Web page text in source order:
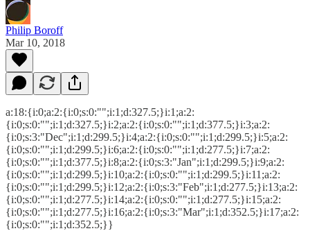
Philip Boroff
Mar 10, 2018
a:18:{i:0;a:2:{i:0;s:0:"";i:1;d:327.5;}i:1;a:2:
{i:0;s:0:"";i:1;d:327.5;}i:2;a:2:{i:0;s:0:"";i:1;d:377.5;}i:3;a:2:
{i:0;s:3:"Dec";i:1;d:299.5;}i:4;a:2:{i:0;s:0:"";i:1;d:299.5;}i:5;a:2:
{i:0;s:0:"";i:1;d:299.5;}i:6;a:2:{i:0;s:0:"";i:1;d:277.5;}i:7;a:2:
{i:0;s:0:"";i:1;d:377.5;}i:8;a:2:{i:0;s:3:"Jan";i:1;d:299.5;}i:9;a:2:
{i:0;s:0:"";i:1;d:299.5;}i:10;a:2:{i:0;s:0:"";i:1;d:299.5;}i:11;a:2:
{i:0;s:0:"";i:1;d:299.5;}i:12;a:2:{i:0;s:3:"Feb";i:1;d:277.5;}i:13;a:2:
{i:0;s:0:"";i:1;d:277.5;}i:14;a:2:{i:0;s:0:"";i:1;d:277.5;}i:15;a:2:
{i:0;s:0:"";i:1;d:277.5;}i:16;a:2:{i:0;s:3:"Mar";i:1;d:352.5;}i:17;a:2:
{i:0;s:0:"";i:1;d:352.5;}}